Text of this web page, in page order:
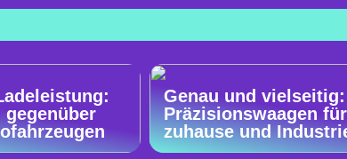
Genau und vielseitig:
Präzisionswaagen für
zuhause und